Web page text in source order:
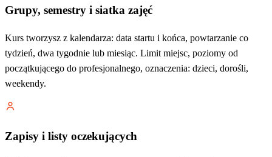
Grupy, semestry i siatka zajęć
Kurs tworzysz z kalendarza: data startu i końca, powtarzanie co
tydzień, dwa tygodnie lub miesiąc. Limit miejsc, poziomy od
początkującego do profesjonalnego, oznaczenia: dzieci, dorośli,
weekendy.
Zapisy i listy oczekujących